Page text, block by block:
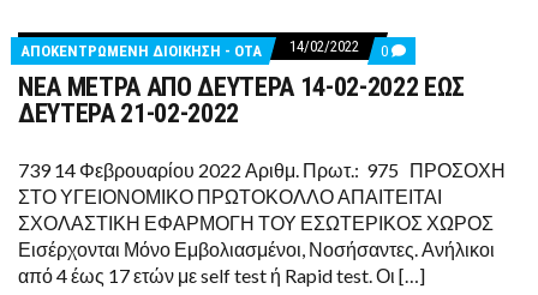
ΑΠΟΚΕΝΤΡΩΜΕΝΗ ΔΙΟΙΚΗΣΗ - ΟΤΑ 14/02/2022 0 COMMENTS
ON
ΝΕΑ
02-
2022
ΕΩΣ
ΔΕΥΤΕΡΑ
21-
02-
2022
ΝΕΑ ΜΕΤΡΑ ΑΠΟ ΔΕΥΤΕΡΑ 14-02-2022 ΕΩΣ
ΔΕΥΤΕΡΑ 21-02-2022
739 14 Φεβρουαρίου 2022 Αριθμ. Πρωτ.: 975 ΠΡΟΣΟΧΗ
ΣΤΟ ΥΓΕΙΟΝΟΜΙΚΟ ΠΡΩΤΟΚΟΛΛΟ ΑΠΑΙΤΕΙΤΑΙ
ΣΧΟΛΑΣΤΙΚΗ ΕΦΑΡΜΟΓΗ ΤΟΥ ΕΣΩΤΕΡΙΚΟΣ ΧΩΡΟΣ
Εισέρχονται Μόνο Εμβολιασμένοι, Νοσήσαντες. Ανήλικοι
από 4 έως 17 ετών με self test ή Rapid test. Οι […]